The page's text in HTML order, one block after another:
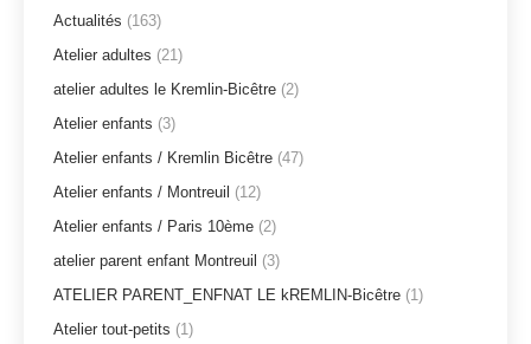
Actualités (163)
Atelier adultes (21)
atelier adultes le Kremlin-Bicêtre (2)
Atelier enfants (3)
Atelier enfants / Kremlin Bicêtre (47)
Atelier enfants / Montreuil (12)
Atelier enfants / Paris 10ème (2)
atelier parent enfant Montreuil (3)
ATELIER PARENT_ENFNAT LE kREMLIN-Bicêtre (1)
Atelier tout-petits (1)